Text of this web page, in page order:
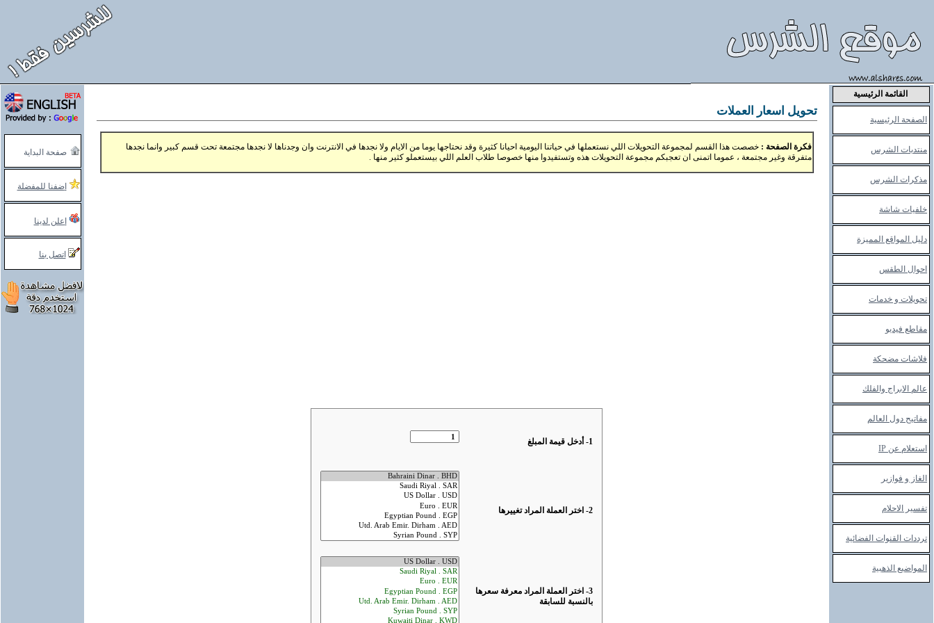
القائمة الرئيسية
الصفحة الرئيسية
منتديات الشرس
مذكرات الشرس
خلفيات شاشة
دليل المواقع المميزة
احوال الطقس
تحويلات و خدمات
مقاطع فيديو
فلاشات مضحكة
عالم الابراج والفلك
مفاتيح دول العالم
استعلام عن IP
الغاز و فوازير
تفسير الاحلام
ترددات القنوات الفضائية
المواضيع الذهبية
تحويل اسعار العملات
فكرة الصفحة : خصصت هذا القسم لمجموعة التحويلات اللي نستعملها في حياتنا اليومية احيانا كثيرة وقد نحتاجها يوما من الايام ولا نجدها في الانترنت وان وجدناها لا نجدها مجتمعة تحت قسم كبير وانما نجدها
متفرقة وغير مجتمعة ، عموما اتمنى ان تعجبكم مجموعة التحويلات هذه وتستفيدوا منها خصوصا طلاب العلم اللي بيستعملو كثير منها .
1- أدخل قيمة المبلغ
2- اختر العملة المراد تغييرها
3- اختر العملة المراد معرفة سعرها
بالنسبة للسابقة
صفحة البداية
اضفنا للمفضلة
علن لدينا
اتصل بنا